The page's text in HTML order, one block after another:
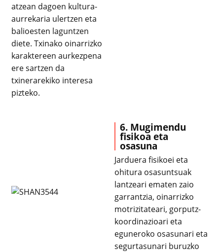
atzean dagoen kultura-
aurrekaria ulertzen eta
balioesten laguntzen
diete. Txinako oinarrizko
karaktereen aurkezpena
ere sartzen da
txinerarekiko interesa
pizteko.
6. Mugimendu
fisikoa eta
osasuna
Jarduera fisikoei eta
ohitura osasuntsuak
lantzeari ematen zaio
garrantzia, oinarrizko
motrizitateari, gorputz-
koordinazioari eta
eguneroko osasunari eta
segurtasunari buruzko